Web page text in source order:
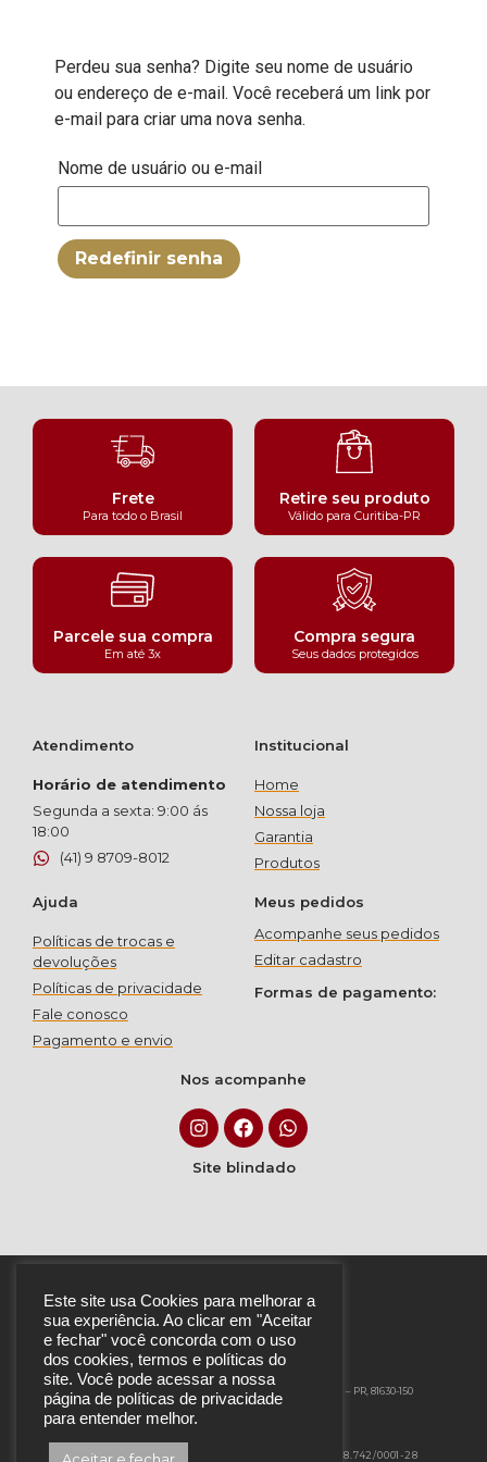
Perdeu sua senha? Digite seu nome de usuário
ou endereço de e-mail. Você receberá um link por
e-mail para criar uma nova senha.
Nome de usuário ou e-mail
Redefinir senha
Frete
Para todo o Brasil
Retire seu produto
Válido para Curitiba-PR
Parcele sua compra
Em até 3x
Compra segura
Seus dados protegidos
Atendimento
Horário de atendimento
Segunda a sexta: 9:00 ás
18:00
(41) 9 8709-8012
Institucional
Home
Nossa loja
Garantia
Produtos
Ajuda
Políticas de trocas e
devoluções
Políticas de privacidade
Fale conosco
Pagamento e envio
Meus pedidos
Acompanhe seus pedidos
Editar cadastro
Formas de pagamento:
Nos acompanhe
Site blindado
Rua Engenheiro Emílio Guetter, 447 – Hauer, Curitiba – PR, 81630-150
©2022 Marp Artes Biju LTDA – CNPJ: 21.998.742/0001-28
Este site usa Cookies para melhorar a
sua experiência. Ao clicar em "Aceitar
e fechar" você concorda com o uso
dos cookies, termos e políticas do
site. Você pode acessar a nossa
página de políticas de privacidade
para entender melhor.